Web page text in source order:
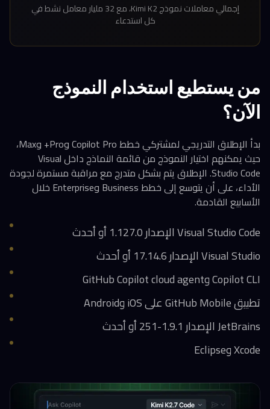
إجمالي معاملات نموذج Kimi K2، مع 32 مليار معامل نشط في
كل استدعاء
من يستطيع استخدام النموذج
الآن؟
بدأ الإطلاق التدريجي لمشتركي خطط Copilot Pro وPro+ وMax،
حيث يمكنهم اختيار النموذج من قائمة النماذج داخل Visual
Studio Code. الإطلاق يتم بشكل متدرج مع مراقبة مستمرة لجودة
الأداء، على أن يتوسع إلى خطط Business وEnterprise خلال
الأسابيع القادمة.
Visual Studio Code الإصدار 1.127.0 أو أحدث
Visual Studio الإصدار 17.14.6 أو أحدث
Copilot CLI وGitHub Copilot cloud agent
تطبيق GitHub Mobile على iOS وAndroid
JetBrains الإصدار 1.9.1-251 أو أحدث
Xcode وEclipse